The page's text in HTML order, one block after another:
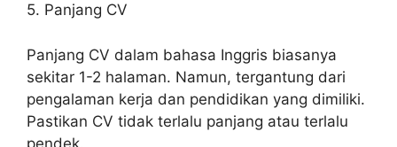
5. Panjang CV
Panjang CV dalam bahasa Inggris biasanya
sekitar 1-2 halaman. Namun, tergantung dari
pengalaman kerja dan pendidikan yang dimiliki.
Pastikan CV tidak terlalu panjang atau terlalu
pendek.